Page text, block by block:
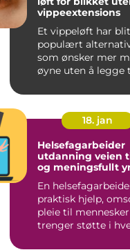
vippeextensions
Et vippeløft har
populært
som ønsker mer
øyne uten å legge
18. jan
Helsefagarbeider
utdanning veien til et trygt
og meningsfullt
En
praktisk hjelp,
pleie til
trenger støtte i